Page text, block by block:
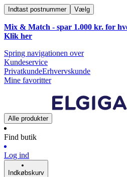
Indtast postnummer Vælg
Mix & Match - spar 1.000 kr. for
Klik her
Spring navigationen over
Kundeservice
PrivatkundeErhvervskunde
Mine favoritter
Alle produkter
Find butik
Log ind
Indkøbskurv